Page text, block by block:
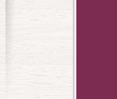
Reserva Estate Bottled DO
2016, Finca Antigua
14,10 €
/ 1 Liter (l)